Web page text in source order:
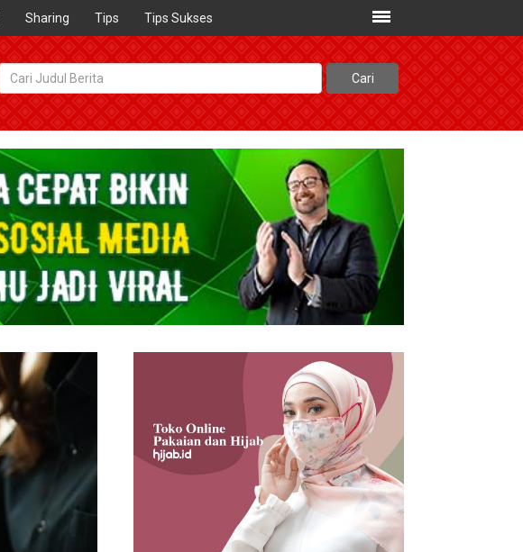
Sharing Tips Tips Sukses